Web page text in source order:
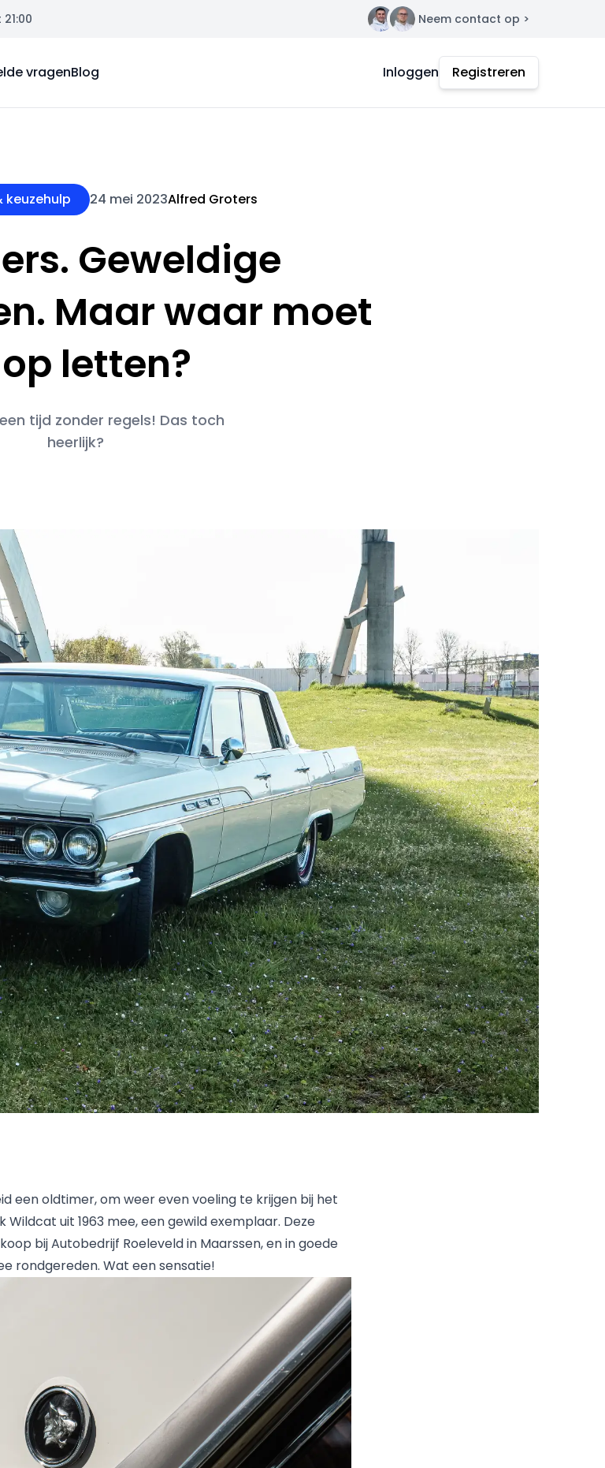
Contact Neem contact op >
vragenBlog Inloggen Registreren
keuzehulp 24 mei 2023Alfred Groters
Geweldige
Maar waar moet
letten?
tijd zonder regels! Das toch
heerlijk?
een oldtimer, om weer even voeling te krijgen bij het
uit 1963 mee, een gewild exemplaar. Deze
bij Autobedrijf Roeleveld in Maarssen, en in goede
rondgereden. Wat een sensatie!